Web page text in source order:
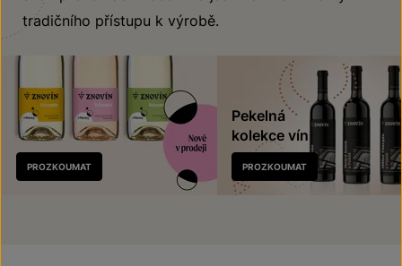
tradičního přístupu k výrobě.
Nově
v prodeji
PROZKOUMAT
Pekelná
kolekce vín
PROZKOUMAT